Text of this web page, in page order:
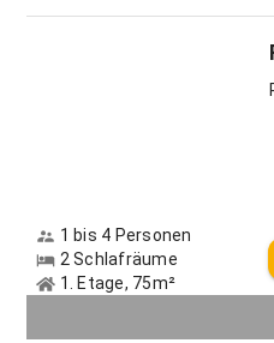
1 bis 4 Personen
2 Schlafräume
1. Etage, 75m²